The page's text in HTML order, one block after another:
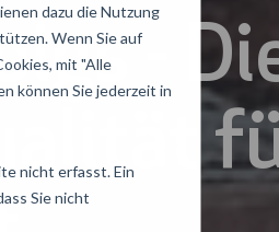
dazu die Nutzung
Wenn Sie auf
mit "Alle
können Sie jederzeit in
nicht erfasst. Ein
Sie nicht
-